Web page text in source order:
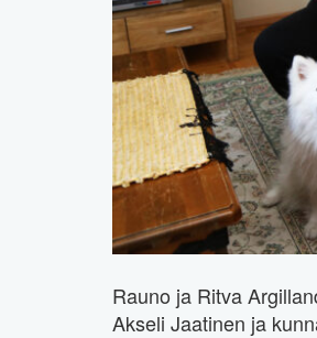
Rauno ja Ritva
Akseli Jaatinen ja